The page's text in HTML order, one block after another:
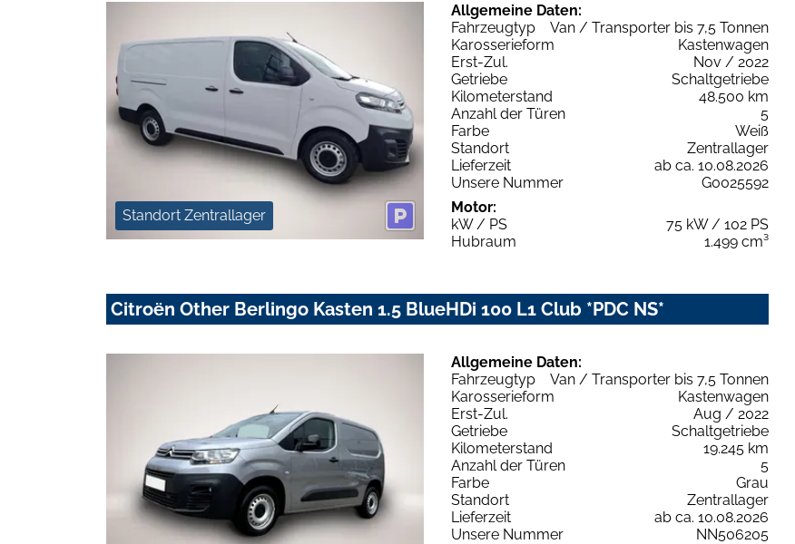
Standort Zentrallager
Allgemeine Daten:
Fahrzeugtyp
Van / Transporter bis 7,5 Tonnen
Karosserieform
Kastenwagen
Erst-Zul.
Nov / 2022
Getriebe
Schaltgetriebe
Kilometerstand
48.500 km
Anzahl der Türen
5
Farbe
Weiß
Standort
Zentrallager
Lieferzeit
ab ca. 10.08.2026
Unsere Nummer
G0025592
Motor:
kW / PS
75 kW / 102 PS
Hubraum
1.499 cm³
Citroën Other Berlingo Kasten 1.5 BlueHDi 100 L1 Club *PDC NS*
Allgemeine Daten:
Fahrzeugtyp
Van / Transporter bis 7,5 Tonnen
Karosserieform
Kastenwagen
Erst-Zul.
Aug / 2022
Getriebe
Schaltgetriebe
Kilometerstand
19.245 km
Anzahl der Türen
5
Farbe
Grau
Standort
Zentrallager
Lieferzeit
ab ca. 10.08.2026
Unsere Nummer
NN506205